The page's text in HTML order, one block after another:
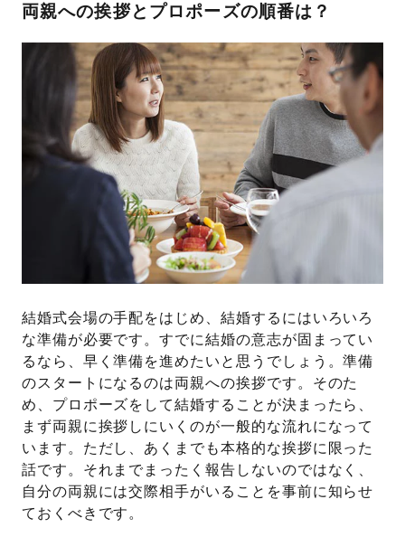
両親への挨拶とプロポーズの順番は？
結婚式会場の手配をはじめ、結婚するにはいろいろ
な準備が必要です。すでに結婚の意志が固まってい
るなら、早く準備を進めたいと思うでしょう。準備
のスタートになるのは両親への挨拶です。そのた
め、プロポーズをして結婚することが決まったら、
まず両親に挨拶しにいくのが一般的な流れになって
います。ただし、あくまでも本格的な挨拶に限った
話です。それまでまったく報告しないのではなく、
自分の両親には交際相手がいることを事前に知らせ
ておくべきです。